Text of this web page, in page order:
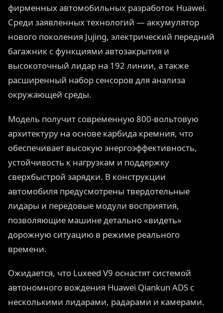
фирменных автомобильных разработок Huawei.
Среди заявленных технологий — аккумулятор
нового поколения Jujing, электрический передний
багажник с функциями автозакрытия и
высокоточный лидар на 192 линии, а также
расширенный набор сенсоров для анализа
окружающей среды.
Модель получит современную 800-вольтовую
архитектуру на основе карбида кремния, что
обеспечивает высокую энергоэффективность,
устойчивость к нагрузкам и поддержку
сверхбыстрой зарядки. В конструкции
автомобиля предусмотрены твердотельные
лидары и передовые модули восприятия,
позволяющие машине детально «видеть»
дорожную ситуацию в режиме реального
времени.
Ожидается, что Luxeed V9 оснастят системой
автономного вождения Huawei Qiankun ADS с
несколькими лидарами, радарами и камерами.